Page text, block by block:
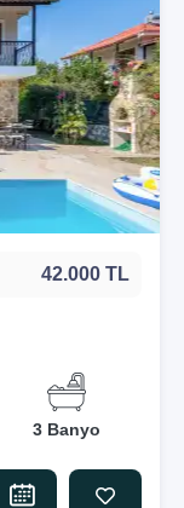
42.000 TL
3 Banyo